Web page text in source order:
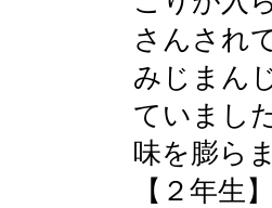
さんされ
みじまん
ていまし
味を膨ら
【２年生